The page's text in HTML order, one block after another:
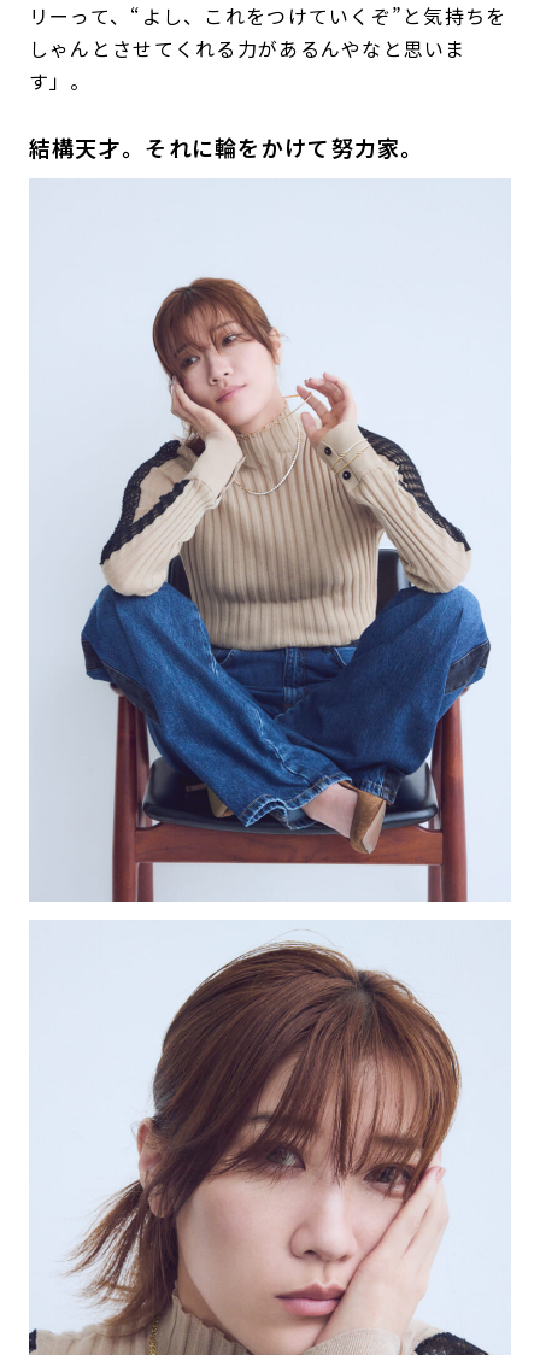
リーって、“よし、これをつけていくぞ”と気持ちを
しゃんとさせてくれる力があるんやなと思いま
す」。
結構天才。それに輪をかけて努力家。